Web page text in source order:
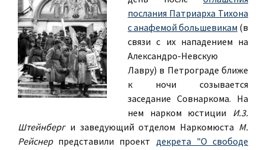
послания Патриарха Тихона
с анафемой большевикам (в
связи с их нападением на
Александро-Невскую
Лавру) в Петрограде ближе
к ночи созывается
заседание Совнаркома. На
нем нарком юстиции И.3.
Штейнберги заведующий отделом Наркомюста М.
Рейснерпредставили проект декрета "О свободе